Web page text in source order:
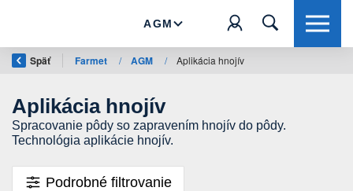
AGM
Späť Farmet / AGM / Aplikácia hnojív
Aplikácia hnojív
Spracovanie pôdy so zapravením hnojív do pôdy.
Technológia aplikácie hnojív.
Podrobné filtrovanie